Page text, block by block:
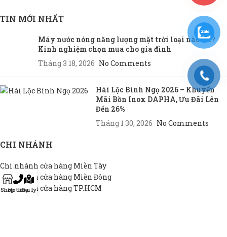
TIN MỚI NHẤT
Máy nước nóng năng lượng mặt trời loại nào tốt?
Kinh nghiệm chọn mua cho gia đình
Tháng 3 18, 2026 No Comments
Hái Lộc Bính Ngọ 2026 – Khuyến
Mãi Bồn Inox DAPHA, Ưu Đãi Lên
Đến 26%
Tháng 1 30, 2026 No Comments
CHI NHÁNH
Chi nhánh cửa hàng Miền Tây
Chi nhánh cửa hàng Miền Đông
Chi nhánh cửa hàng TP.HCM
ShopHotlineĐại lý